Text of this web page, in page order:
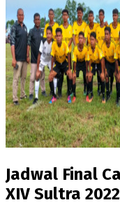
Jadwal Final
XIV Sultra 2022